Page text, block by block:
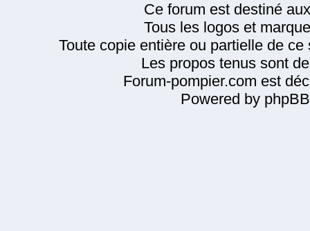
Ce forum est destiné
Tous les logos et
Toute copie entière ou partielle de
Les propos tenus sont
Forum-pompier.com est
Powered by